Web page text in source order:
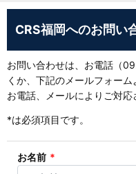
CRS福岡へのお問い
お問い合わせは、お電話（
くか、下記のメールフォーム
お電話、メールによりご対応
*は必須項目です。
お名前 *